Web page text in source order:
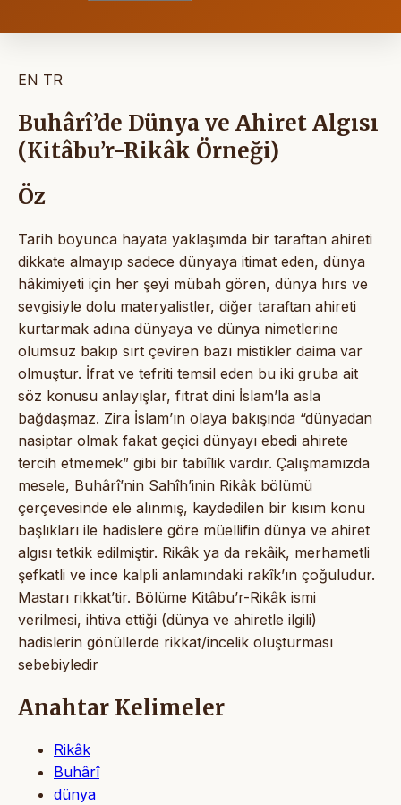
EN TR
Buhârî’de Dünya ve Ahiret Algısı
(Kitâbu’r-Rikâk Örneği)
Öz
Tarih boyunca hayata yaklaşımda bir taraftan ahireti
dikkate almayıp sadece dünyaya itimat eden, dünya
hâkimiyeti için her şeyi mübah gören, dünya hırs ve
sevgisiyle dolu materyalistler, diğer taraftan ahireti
kurtarmak adına dünyaya ve dünya nimetlerine
olumsuz bakıp sırt çeviren bazı mistikler daima var
olmuştur. İfrat ve tefriti temsil eden bu iki gruba ait
söz konusu anlayışlar, fıtrat dini İslam’la asla
bağdaşmaz. Zira İslam’ın olaya bakışında “dünyadan
nasiptar olmak fakat geçici dünyayı ebedi ahirete
tercih etmemek” gibi bir tabiîlik vardır. Çalışmamızda
mesele, Buhârî’nin Sahîh’inin Rikâk bölümü
çerçevesinde ele alınmış, kaydedilen bir kısım konu
başlıkları ile hadislere göre müellifin dünya ve ahiret
algısı tetkik edilmiştir. Rikâk ya da rekâik, merhametli
şefkatli ve ince kalpli anlamındaki rakîk’ın çoğuludur.
Mastarı rikkat’tir. Bölüme Kitâbu’r-Rikâk ismi
verilmesi, ihtiva ettiği (dünya ve ahiretle ilgili)
hadislerin gönüllerde rikkat/incelik oluşturması
sebebiyledir
Anahtar Kelimeler
Rikâk
Buhârî
dünya